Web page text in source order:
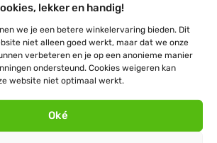
lekker en handig!
we je een betere winkelervaring bieden. Dit
niet alleen goed werkt, maar dat we onze
verbeteren en je op een anonieme manier
ondersteund. Cookies weigeren kan
website niet optimaal werkt.
Oké
of lage (€ 3,95) verzendkosten